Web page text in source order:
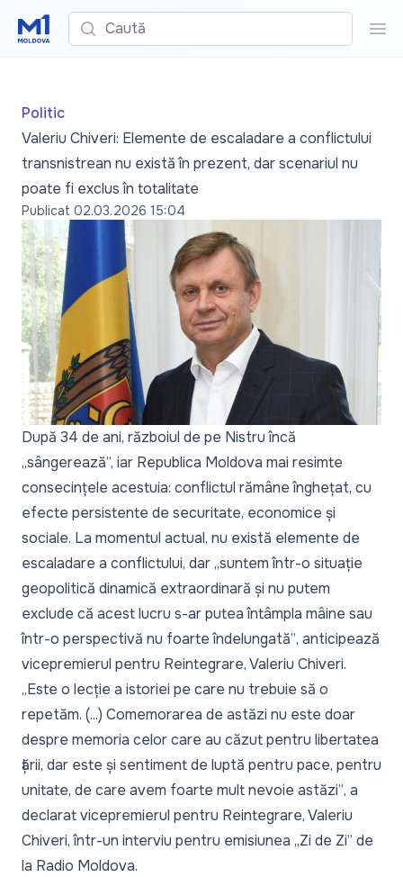
Caută
Politic
Valeriu Chiveri: Elemente de escaladare a conflictului
transnistrean nu există în prezent, dar scenariul nu
poate fi exclus în totalitate
Publicat 02.03.2026 15:04
După 34 de ani, războiul de pe Nistru încă
„sângerează”, iar Republica Moldova mai resimte
consecințele acestuia: conflictul rămâne înghețat, cu
efecte persistente de securitate, economice și
sociale. La momentul actual, nu există elemente de
escaladare a conflictului, dar„suntem într-o situație
geopolitică dinamică extraordinară și nu putem
exclude că acest lucru s-ar putea întâmpla mâine sau
într-o perspectivă nu foarte îndelungată”, anticipează
vicepremierul pentru Reintegrare, Valeriu Chiveri.
„Este o lecție a istoriei pe care nu trebuie să o
repetăm. (...) Comemorarea de astăzi nu este doar
despre memoria celor care au căzut pentru libertatea
țării, dar este și sentiment de luptă pentru pace, pentru
unitate, de care avem foarte mult nevoie astăzi”, a
declarat vicepremierul pentru Reintegrare, Valeriu
Chiveri, într-un interviu pentru emisiunea „Zi de Zi” de
la Radio Moldova.